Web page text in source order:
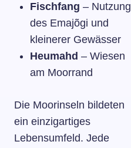
Fischfang – Nutzung
des Emajõgi und
kleinerer Gewässer
Heumahd – Wiesen
am Moorrand
Die Moorinseln bildeten
ein einzigartiges
Lebensumfeld. Jede